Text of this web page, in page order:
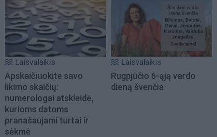
Laisvalaikis
Apskaičiuokite savo
likimo skaičių:
numerologai atskleidė,
kurioms datoms
pranašaujami turtai ir
sėkmė
Laisvalaikis
Rugpjūčio 6-ąją vardo
dieną švenčia